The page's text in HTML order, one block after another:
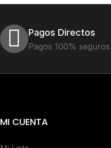
Pagos Directos
Pagos 100% seguros
MI CUENTA